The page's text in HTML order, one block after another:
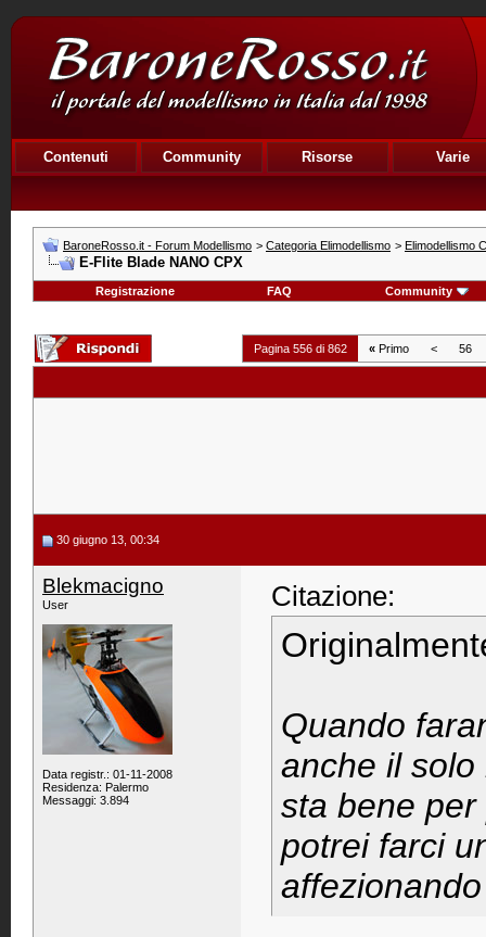
Contenuti Community Risorse Varie
BaroneRosso.it - Forum Modellismo > Categoria Elimodellismo > Elimodellismo
E-Flite Blade NANO CPX
Registrazione FAQ Community
Pagina 556 di 862 « Primo < 56
30 giugno 13, 00:34
Blekmacigno
User
Data registr.: 01-11-2008
Residenza: Palermo
Messaggi: 3.894
Citazione:
Quando
anche il
sta bene
potrei farci